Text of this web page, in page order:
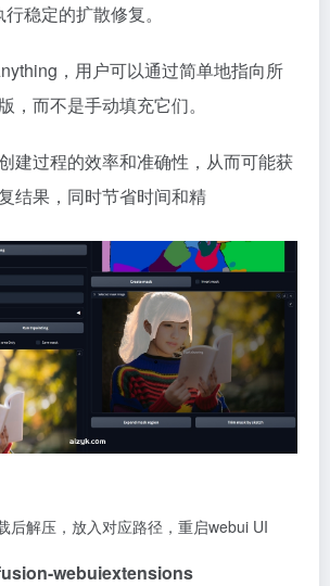
稳定的扩散修复。
，用户可以通过简单地指向所
，而不是手动填充它们。
建过程的效率和准确性，从而可能获
结果，同时节省时间和精
后解压，放入对应路径，重启webui UI
webuiextensions